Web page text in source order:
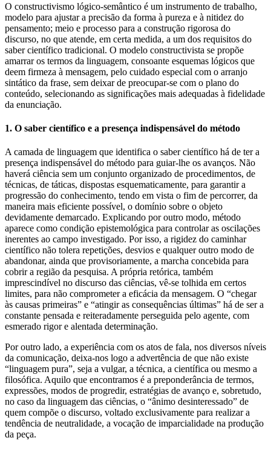
O constructivismo lógico-semântico é um instrumento de trabalho,
modelo para ajustar a precisão da forma à pureza e à nitidez do
pensamento; meio e processo para a construção rigorosa do
discurso, no que atende, em certa medida, a um dos requisitos do
saber científico tradicional. O modelo constructivista se propõe
amarrar os termos da linguagem, consoante esquemas lógicos que
deem firmeza à mensagem, pelo cuidado especial com o arranjo
sintático da frase, sem deixar de preocupar-se com o plano do
conteúdo, selecionando as significações mais adequadas à fidelidade
da enunciação.
1. O saber científico e a presença indispensável do método
A camada de linguagem que identifica o saber científico há de ter a
presença indispensável do método para guiar-lhe os avanços. Não
haverá ciência sem um conjunto organizado de procedimentos, de
técnicas, de táticas, dispostas esquematicamente, para garantir a
progressão do conhecimento, tendo em vista o fim de percorrer, da
maneira mais eficiente possível, o domínio sobre o objeto
devidamente demarcado. Explicando por outro modo, método
aparece como condição epistemológica para controlar as oscilações
inerentes ao campo investigado. Por isso, a rigidez do caminhar
científico não tolera repetições, desvios e qualquer outro modo de
abandonar, ainda que provisoriamente, a marcha concebida para
cobrir a região da pesquisa. A própria retórica, também
imprescindível no discurso das ciências, vê-se tolhida em certos
limites, para não comprometer a eficácia da mensagem. O “chegar
às causas primeiras” e “atingir as consequências últimas” há de ser a
constante pensada e reiteradamente perseguida pelo agente, com
esmerado rigor e alentada determinação.
Por outro lado, a experiência com os atos de fala, nos diversos níveis
da comunicação, deixa-nos logo a advertência de que não existe
“linguagem pura”, seja a vulgar, a técnica, a científica ou mesmo a
filosófica. Aquilo que encontramos é a preponderância de termos,
expressões, modos de progredir, estratégias de avanço e, sobretudo,
no caso da linguagem das ciências, o “ânimo desinteressado” de
quem compõe o discurso, voltado exclusivamente para realizar a
tendência de neutralidade, a vocação de imparcialidade na produção
da peça.